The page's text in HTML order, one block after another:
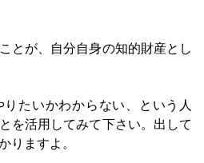
とが、自分自身の知的財産とし
たいかわからない、という人
を活用してみて下さい。出して
りますよ。